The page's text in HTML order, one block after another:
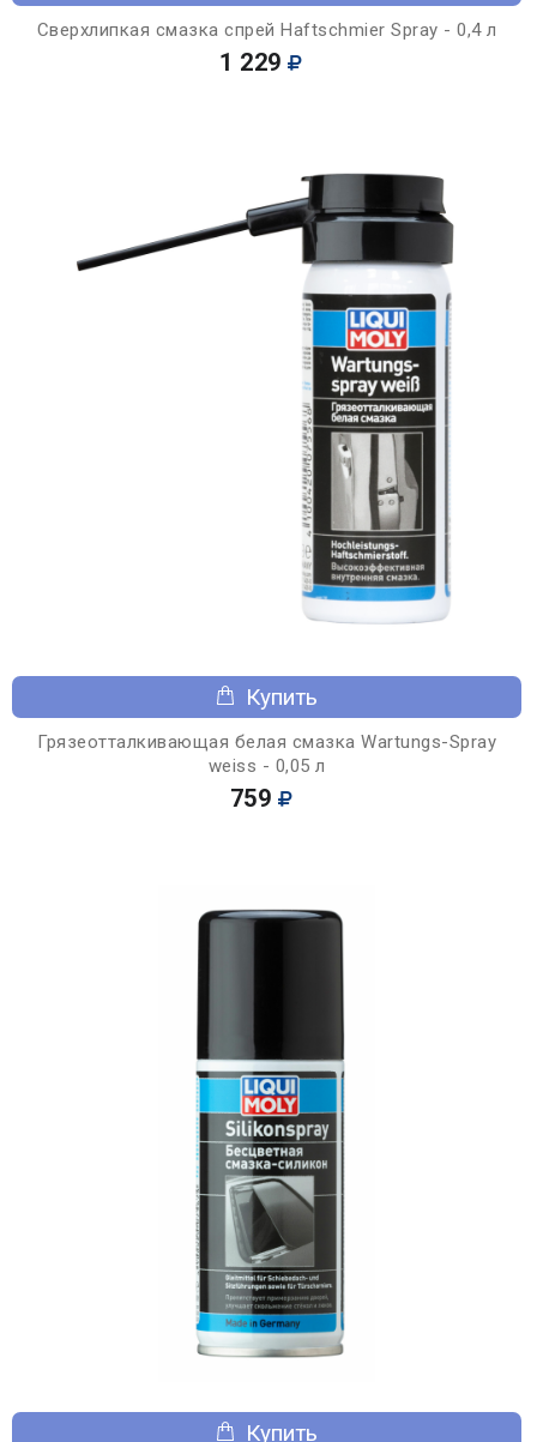
Сверхлипкая смазка спрей Haftschmier Spray - 0,4 л
1 229
Купить
Грязеотталкивающая белая смазка Wartungs-Spray
weiss - 0,05 л
759
Купить